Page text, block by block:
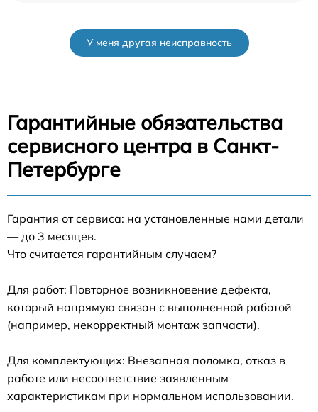
У меня другая неисправность
Гарантийные обязательства
сервисного центра в Санкт-
Петербурге
Гарантия от сервиса: на установленные нами детали
— до 3 месяцев.
Что считается гарантийным случаем?
Для работ: Повторное возникновение дефекта,
который напрямую связан с выполненной работой
(например, некорректный монтаж запчасти).
Для комплектующих: Внезапная поломка, отказ в
работе или несоответствие заявленным
характеристикам при нормальном использовании.